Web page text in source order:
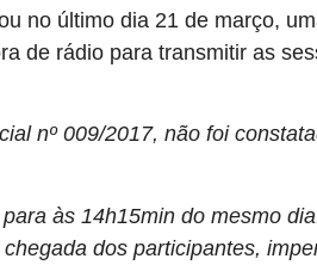
no último dia 21 de março,
de rádio para transmitir as
nº 009/2017, não foi
às 14h15min do mesmo
dos participantes,